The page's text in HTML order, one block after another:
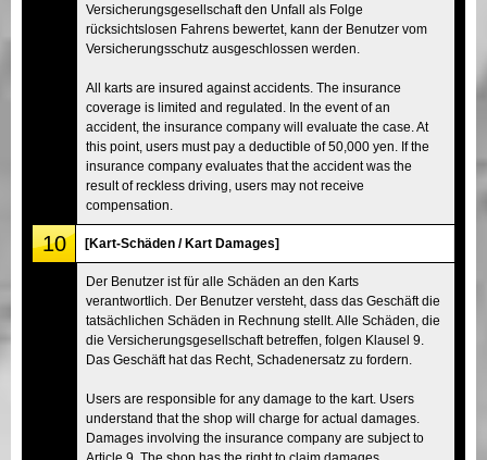
Versicherungsgesellschaft den Unfall als Folge
rücksichtslosen Fahrens bewertet, kann der Benutzer vom
Versicherungsschutz ausgeschlossen werden.
All karts are insured against accidents. The insurance
coverage is limited and regulated. In the event of an
accident, the insurance company will evaluate the case. At
this point, users must pay a deductible of 50,000 yen. If the
insurance company evaluates that the accident was the
result of reckless driving, users may not receive
compensation.
10 [Kart-Schäden / Kart Damages]
Der Benutzer ist für alle Schäden an den Karts
verantwortlich. Der Benutzer versteht, dass das Geschäft die
tatsächlichen Schäden in Rechnung stellt. Alle Schäden, die
die Versicherungsgesellschaft betreffen, folgen Klausel 9.
Das Geschäft hat das Recht, Schadenersatz zu fordern.
Users are responsible for any damage to the kart. Users
understand that the shop will charge for actual damages.
Damages involving the insurance company are subject to